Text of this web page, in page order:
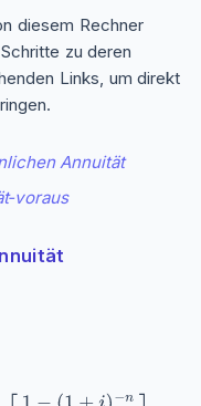
diesem Rechner
zu deren
Links, um direkt
Annuität